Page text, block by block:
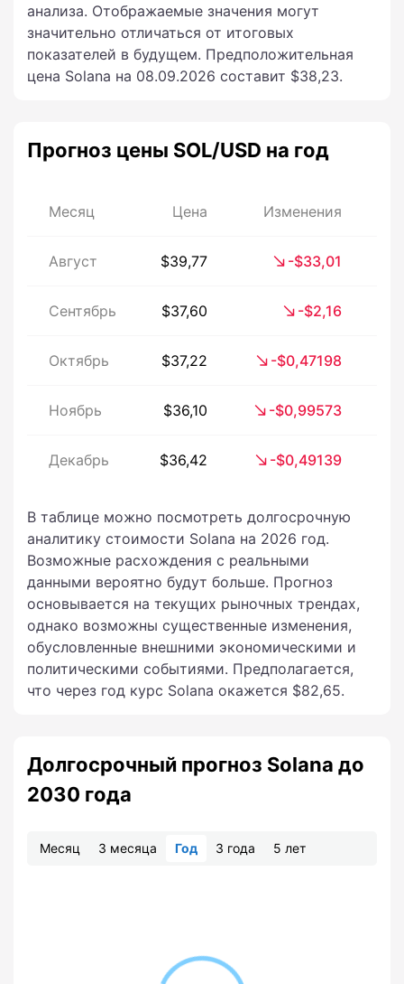
анализа. Отображаемые значения могут
значительно отличаться от итоговых
показателей в будущем. Предположительная
цена Solana на 08.09.2026 составит $38,23.
Прогноз цены SOL/USD на год
Месяц Цена Изменения
Август $39,77 -$33,01
Сентябрь $37,60 -$2,16
Октябрь $37,22 -$0,47198
Ноябрь $36,10 -$0,99573
Декабрь $36,42 -$0,49139
В таблице можно посмотреть долгосрочную
аналитику стоимости Solana на 2026 год.
Возможные расхождения с реальными
данными вероятно будут больше. Прогноз
основывается на текущих рыночных трендах,
однако возможны существенные изменения,
обусловленные внешними экономическими и
политическими событиями. Предполагается,
что через год курс Solana окажется $82,65.
Долгосрочный прогноз Solana до
2030 года
Месяц 3 месяца Год 3 года 5 лет